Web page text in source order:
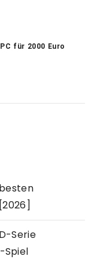
für 2000 Euro
Serie
Spiel